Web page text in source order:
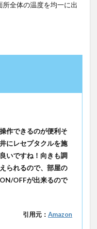
全体の温度を均一に出
作できるのが便利そ
にレセプタクルを施
いですね！向きも調
られるので、部屋の
OFFが出来るので
引用元： Amazon